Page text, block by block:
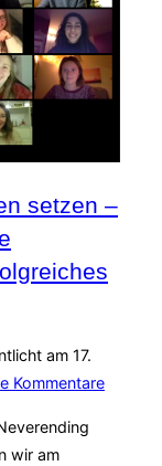
setzen –
am 17.
Kommentare
wir am